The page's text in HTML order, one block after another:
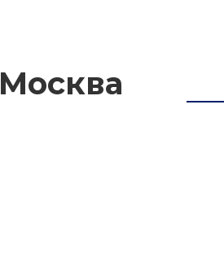
Москва